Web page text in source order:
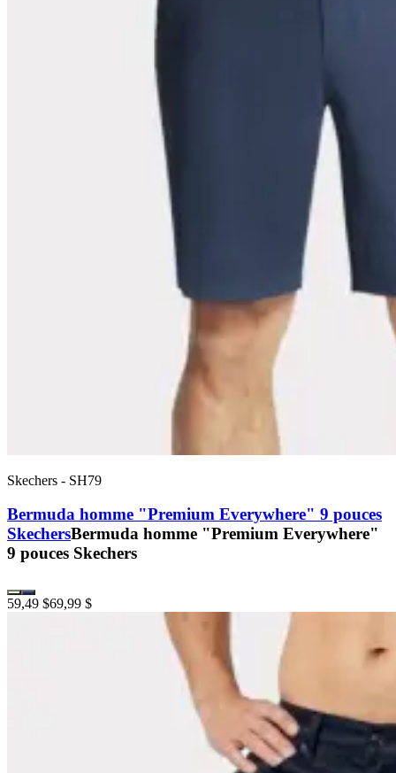
Skechers - SH79
Bermuda homme "Premium Everywhere" 9 pouces
SkechersBermuda homme "Premium Everywhere"
9 pouces Skechers
59,49 $69,99 $